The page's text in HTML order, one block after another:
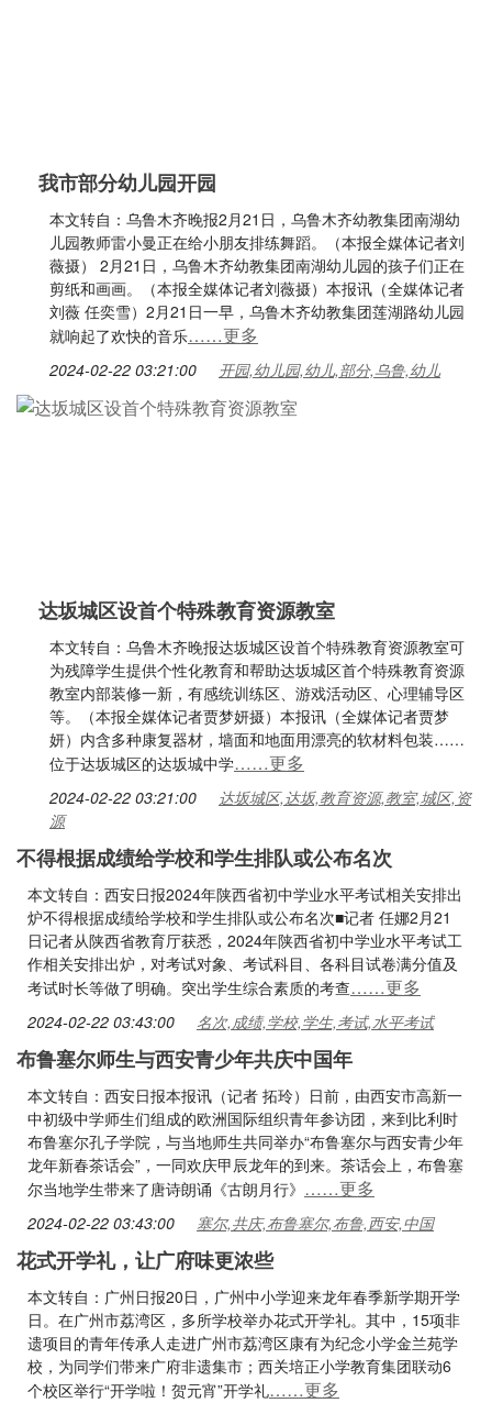
我市部分幼儿园开园
本文转自：乌鲁木齐晚报2月21日，乌鲁木齐幼教集团南湖幼
儿园教师雷小曼正在给小朋友排练舞蹈。（本报全媒体记者刘
薇摄） 2月21日，乌鲁木齐幼教集团南湖幼儿园的孩子们正在
剪纸和画画。（本报全媒体记者刘薇摄）本报讯（全媒体记者
刘薇 任奕雪）2月21日一早，乌鲁木齐幼教集团莲湖路幼儿园
就响起了欢快的音乐……更多
2024-02-22 03:21:00 开园,幼儿园,幼儿,部分,乌鲁,幼儿
达坂城区设首个特殊教育资源教室
本文转自：乌鲁木齐晚报达坂城区设首个特殊教育资源教室可
为残障学生提供个性化教育和帮助达坂城区首个特殊教育资源
教室内部装修一新，有感统训练区、游戏活动区、心理辅导区
等。（本报全媒体记者贾梦妍摄）本报讯（全媒体记者贾梦
妍）内含多种康复器材，墙面和地面用漂亮的软材料包装……
位于达坂城区的达坂城中学……更多
2024-02-22 03:21:00
达坂城区,达坂,教育资源,教室,城区,资
源
不得根据成绩给学校和学生排队或公布名次
本文转自：西安日报2024年陕西省初中学业水平考试相关安排出
炉不得根据成绩给学校和学生排队或公布名次■记者 任娜2月21
日记者从陕西省教育厅获悉，2024年陕西省初中学业水平考试工
作相关安排出炉，对考试对象、考试科目、各科目试卷满分值及
考试时长等做了明确。突出学生综合素质的考查……更多
2024-02-22 03:43:00 名次,成绩,学校,学生,考试,水平考试
布鲁塞尔师生与西安青少年共庆中国年
本文转自：西安日报本报讯（记者 拓玲）日前，由西安市高新一
中初级中学师生们组成的欧洲国际组织青年参访团，来到比利时
布鲁塞尔孔子学院，与当地师生共同举办“布鲁塞尔与西安青少年
龙年新春茶话会”，一同欢庆甲辰龙年的到来。茶话会上，布鲁塞
尔当地学生带来了唐诗朗诵《古朗月行》 ……更多
2024-02-22 03:43:00 塞尔,共庆,布鲁塞尔,布鲁,西安,中国
花式开学礼，让广府味更浓些
本文转自：广州日报20日，广州中小学迎来龙年春季新学期开学
日。在广州市荔湾区，多所学校举办花式开学礼。其中，15项非
遗项目的青年传承人走进广州市荔湾区康有为纪念小学金兰苑学
校，为同学们带来广府非遗集市；西关培正小学教育集团联动6
个校区举行“开学啦！贺元宵”开学礼……更多